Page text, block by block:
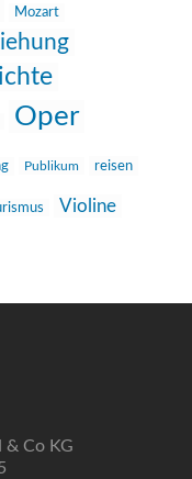
Mozart
Oper
Publikum reisen
Violine
& Co KG